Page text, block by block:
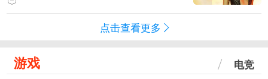
点击查看更多
游戏 电竞